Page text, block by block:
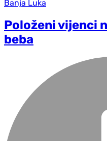
Banja Luka
Položeni vijenci
beba